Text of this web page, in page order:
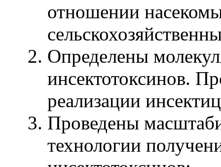
отношении
Определены
инсектотоксинов.
реализации
Проведены
технологии